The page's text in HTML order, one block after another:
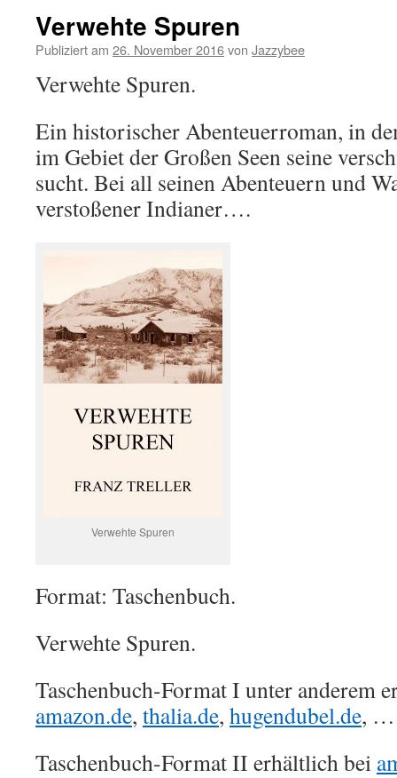
Verwehte Spuren
Publiziert am 26. November 2016von Jazzybee
Verwehte Spuren.
Ein historischer Abenteuerroman, in
im Gebiet der Großen Seen seine
sucht. Bei all seinen Abenteuern und
verstoßener Indianer….
Verwehte Spuren
Format: Taschenbuch.
Verwehte Spuren.
Taschenbuch-Format I unter anderem
amazon.de, thalia.de, hugendubel.de, …
Taschenbuch-Format II erhältlich bei